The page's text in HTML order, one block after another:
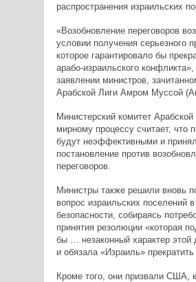
распространения израильских
«Возобновление переговоров
условии получения серьезного
которое гарантировало бы
арабо-израильского конфликта»,
заявлении министров,
Арабской Лиги Амром Муссой
Министерский комитет Арабской
мирному процессу считает, что
будут неэффективными и принял
постановление против
переговоров.
Министры также решили вновь
вопрос израильских поселений
безопасности, собираясь
принятия резолюции «которая
бы … незаконный характер этой
и обязала «Израиль» прекратить
Кроме того, они призвали США,